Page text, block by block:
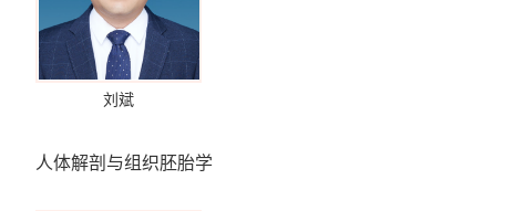
刘斌
人体解剖与组织胚胎学